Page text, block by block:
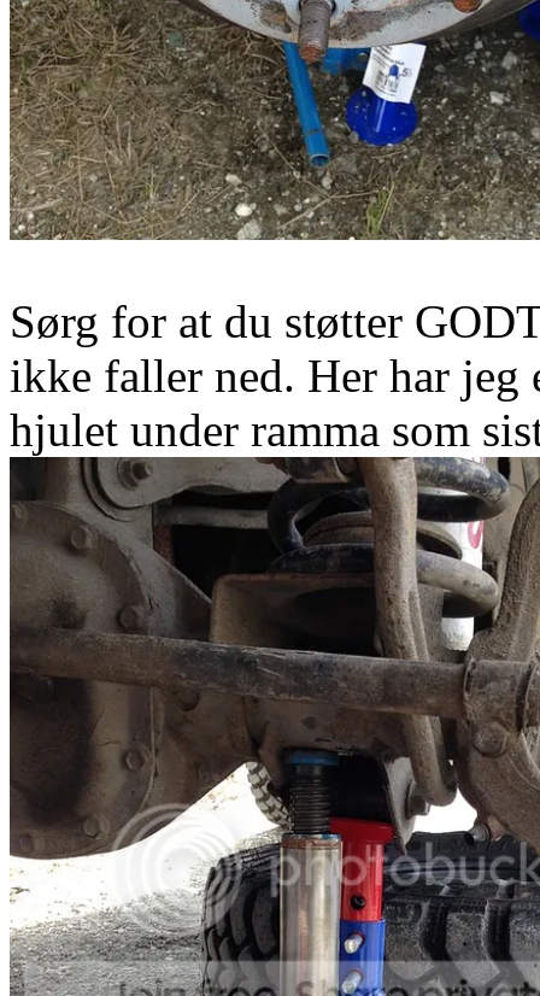
Sørg for at du støtter
ikke faller ned. Her har
hjulet under ramma som